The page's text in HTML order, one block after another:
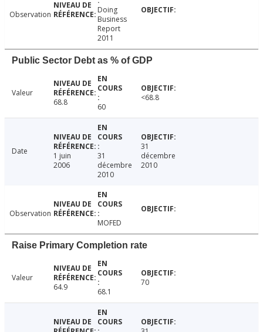
Observation
Doing
Business
Report
2011
Public Sector Debt as % of GDP
Valeur
68.8
60
<68.8
Date
1 juin
2006
31
décembre
2010
31
décembre
2010
Observation
MOFED
Raise Primary Completion rate
Valeur
64.9
68.1
70